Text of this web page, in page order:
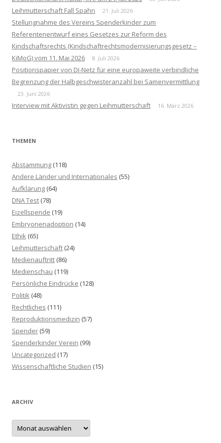
a
c
h
:
Leihmutterschaft Fall Spahn 21. Juli 2026
Stellungnahme des Vereins Spenderkinder zum
Referentenentwurf eines Gesetzes zur Reform des
Kindschaftsrechts (Kindschaftrechtsmodernisierungsgesetz –
KiMoG) vom 11. Mai 2026
8. Juli 2026
Positionspapier von DI-Netz für eine europaweite verbindliche
Begrenzung der Halbgeschwisteranzahl bei Samenvermittlung
23. Juni 2026
Interview mit Aktivistin gegen Leihmutterschaft 16. März 2026
THEMEN
Abstammung (118)
Andere Länder und Internationales (55)
Aufklärung (64)
DNA Test (78)
Eizellspende (19)
Embryonenadoption (14)
Ethik (65)
Leihmutterschaft (24)
Medienauftritt (86)
Medienschau (119)
Persönliche Eindrücke (128)
Politik (48)
Rechtliches (111)
Reproduktionsmedizin (57)
Spender (59)
Spenderkinder Verein (99)
Uncategorized (17)
Wissenschaftliche Studien (15)
ARCHIV
A
c